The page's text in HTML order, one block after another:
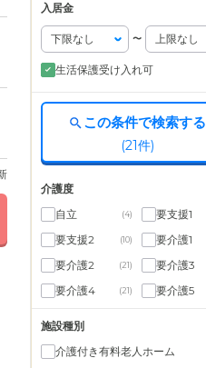
入居金
〜
生活保護受け入れ可
この条件で検索する
(21件)
介護度
自立
(4) 要支援1
要支援2 (10) 要介護1
要介護2 (21) 要介護3
要介護4 (21) 要介護5
施設種別
介護付き有料老人ホーム